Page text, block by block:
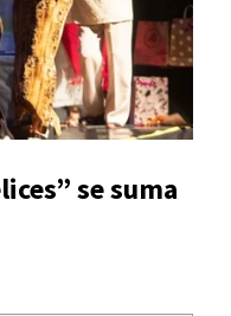
se suma